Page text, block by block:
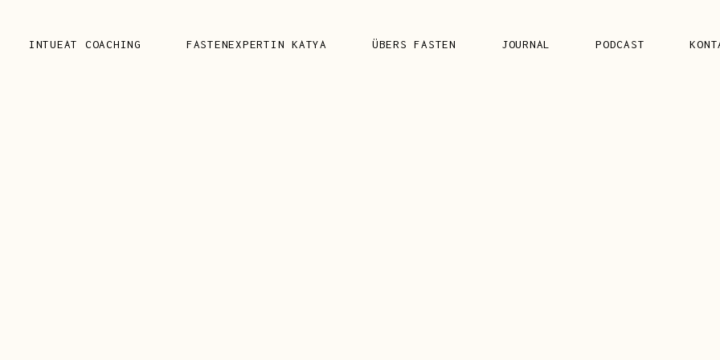
INTUEAT COACHING FASTENEXPERTIN KATYA ÜBERS FASTEN JOURNAL PODCAST
FAQ’S